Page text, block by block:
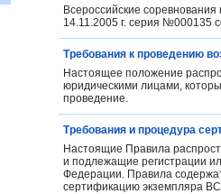
Всероссийские
14.11.2005 г. серия №000135
Требования к проведению
Настоящее положение
юридическими лицами,
проведение.
Требования и процедура
Настоящие Правила
и подлежащие регистрации
Федерации. Правила
сертификацию экземпляра